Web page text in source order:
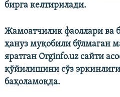
бирга келтирилади.
Жамоатчилик фаоллари ва
ҳануз муқобили бўлмаган
яратган Orginfo.uz сайти
қўйилишини сўз
баҳоламоқда.